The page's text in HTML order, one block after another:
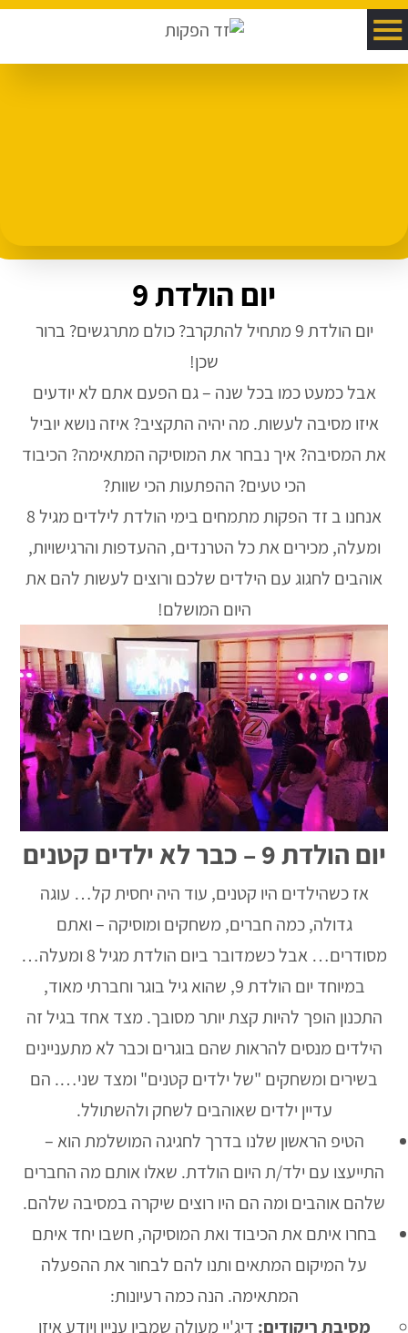
יום הולדת 9
יום הולדת 9 מתחיל להתקרב? כולם מתרגשים? ברור
שכן!
אבל כמעט כמו בכל שנה – גם הפעם אתם לא יודעים
איזו מסיבה לעשות. מה יהיה התקציב? איזה נושא יוביל
את המסיבה? איך נבחר את המוסיקה המתאימה? הכיבוד
הכי טעים? ההפתעות הכי שוות?
אנחנו ב זד הפקות מתמחים בימי הולדת לילדים מגיל 8
ומעלה, מכירים את כל הטרנדים, ההעדפות והרגישויות,
אוהבים לחגוג עם הילדים שלכם ורוצים לעשות להם את
היום המושלם!
יום הולדת 9 – כבר לא ילדים קטנים
אז כשהילדים היו קטנים, עוד היה יחסית קל… עוגה
גדולה, כמה חברים, משחקים ומוסיקה – ואתם
מסודרים… אבל כשמדובר ביום הולדת מגיל 8 ומעלה…
במיוחד יום הולדת 9, שהוא גיל בוגר וחברתי מאוד,
התכנון הופך להיות קצת יותר מסובך. מצד אחד בגיל זה
הילדים מנסים להראות שהם בוגרים וכבר לא מתעניינים
בשירים ומשחקים "של ילדים קטנים" ומצד שני…. הם
עדיין ילדים שאוהבים לשחק ולהשתולל.
הטיפ הראשון שלנו בדרך לחגיגה המושלמת הוא –
התייעצו עם ילד/ת היום הולדת. שאלו אותם מה החברים
שלהם אוהבים ומה הם היו רוצים שיקרה במסיבה שלהם.
בחרו איתם את הכיבוד ואת המוסיקה, חשבו יחד איתם
על המיקום המתאים ותנו להם לבחור את ההפעלה
המתאימה. הנה כמה רעיונות:
מסיבת ריקודים: דיג'יי מעולה שמבין עניין ויודע איזו